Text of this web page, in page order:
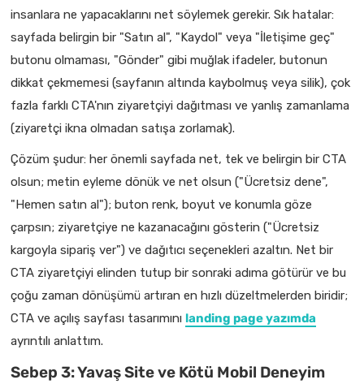
insanlara ne yapacaklarını net söylemek gerekir. Sık hatalar:
sayfada belirgin bir "Satın al", "Kaydol" veya "İletişime geç"
butonu olmaması, "Gönder" gibi muğlak ifadeler, butonun
dikkat çekmemesi (sayfanın altında kaybolmuş veya silik), çok
fazla farklı CTA'nın ziyaretçiyi dağıtması ve yanlış zamanlama
(ziyaretçi ikna olmadan satışa zorlamak).
Çözüm şudur: her önemli sayfada net, tek ve belirgin bir CTA
olsun; metin eyleme dönük ve net olsun ("Ücretsiz dene",
"Hemen satın al"); buton renk, boyut ve konumla göze
çarpsın; ziyaretçiye ne kazanacağını gösterin ("Ücretsiz
kargoyla sipariş ver") ve dağıtıcı seçenekleri azaltın. Net bir
CTA ziyaretçiyi elinden tutup bir sonraki adıma götürür ve bu
çoğu zaman dönüşümü artıran en hızlı düzeltmelerden biridir;
CTA ve açılış sayfası tasarımını landing page yazımda
ayrıntılı anlattım.
Sebep 3: Yavaş Site ve Kötü Mobil Deneyim